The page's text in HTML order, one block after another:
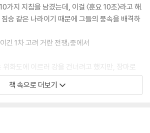
가지 지침을 남겼는데, 이걸 〈훈요 10조〉라고 해.
승 같은 나라이기 때문에 그들의 풍속을 배격하
1차 고려 거란 전쟁」중에서
화도에 이르러 강을 건너려고 했지만, 장마로
익사하고 군사들은 오도 가도 못 한 채 사기가 땅
군을 요청하는 편지를 조정에 보냈지만 거절당했
되고 마니, 이 일을 어찌해야 한단 말인가….’
책 속으로 더보기